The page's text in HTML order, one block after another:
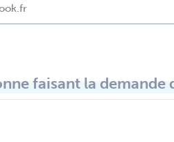
faisant la